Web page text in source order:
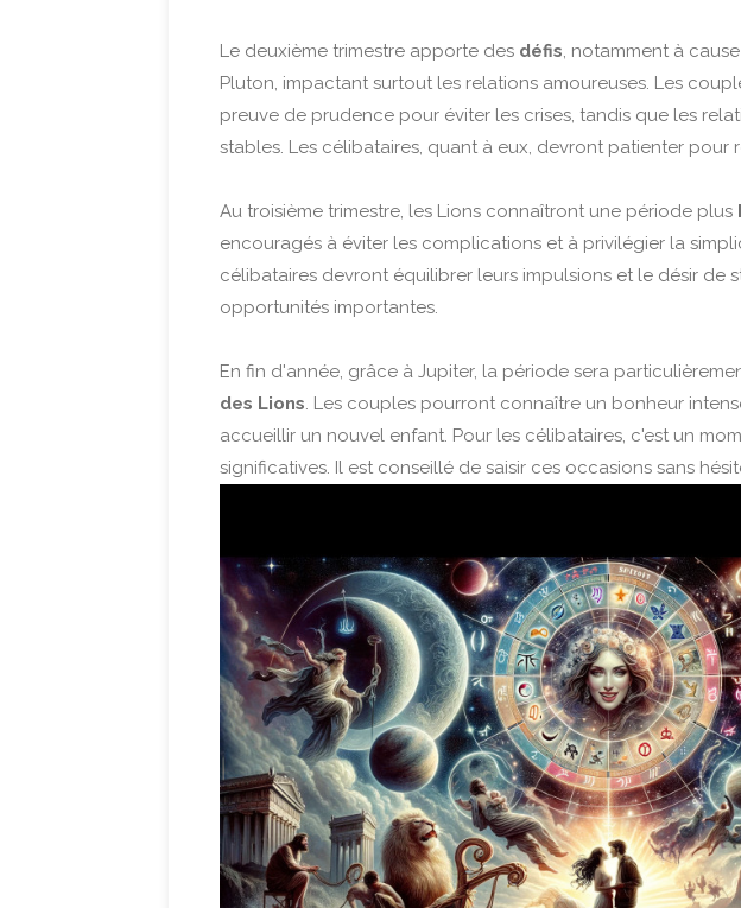
Le deuxième trimestre apporte des défis, notamment à
Pluton, impactant surtout les relations amoureuses. Les
preuve de prudence pour éviter les crises, tandis que les
stables. Les célibataires, quant à eux, devront patienter pour
Au troisième trimestre, les Lions connaîtront une période plus
encouragés à éviter les complications et à privilégier la
célibataires devront équilibrer leurs impulsions et le désir de
opportunités importantes.
En fin d'année, grâce à Jupiter, la période sera
des Lions. Les couples pourront connaître un bonheur
accueillir un nouvel enfant. Pour les célibataires, c'est un
significatives. Il est conseillé de saisir ces occasions sans